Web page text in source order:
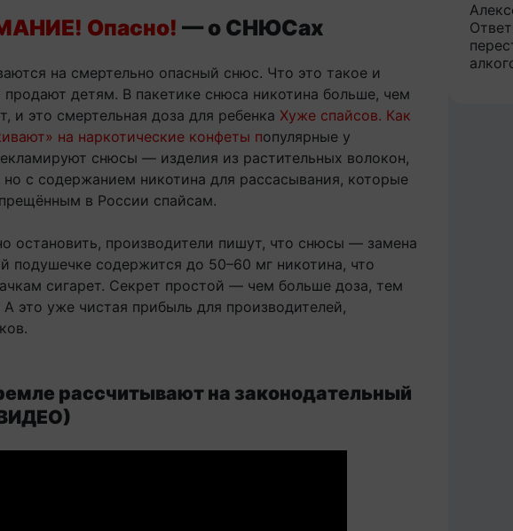
Опасно! — о СНЮСах
на смертельно опасный снюс. Что это такое и
продают детям. В пакетике снюса никотина больше, чем
и это смертельная доза для ребенка Хуже спайсов. Как
на наркотические конфеты популярные у
снюсы — изделия из растительных волокон,
с содержанием никотина для рассасывания, которые
в России спайсам.
остановить, производители пишут, что снюсы — замена
подушечке содержится до 50–60 мг никотина, что
сигарет. Секрет простой — чем больше доза, тем
это уже чистая прибыль для производителей,
рассчитывают на законодательный